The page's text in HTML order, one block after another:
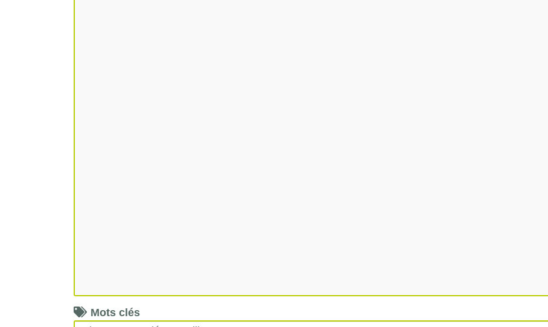
Mots clés